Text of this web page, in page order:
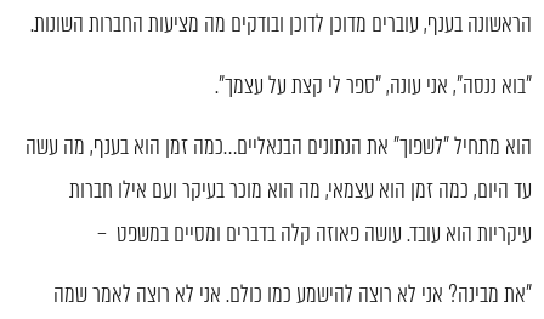
הראשונה בענף, עוברים מדוכן לדוכן ובודקים מה מציעות החברות השונות.
"בוא ננסה", אני עונה, "ספר לי קצת על עצמך".
הוא מתחיל "לשפוך" את הנתונים הבנאליים…כמה זמן הוא בענף, מה עשה
עד היום, כמה זמן הוא עצמאי, מה הוא מוכר בעיקר ועם אילו חברות
עיקריות הוא עובד. עושה פאוזה קלה בדברים ומסיים במשפט –
"את מבינה? אני לא רוצה להישמע כמו כולם. אני לא רוצה לאמר שמה